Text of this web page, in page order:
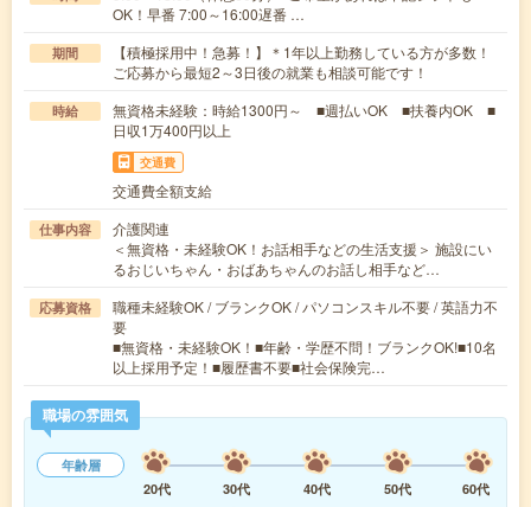
OK！早番 7:00～16:00遅番 …
期間
【積極採用中！急募！】＊1年以上勤務している方が多数！
ご応募から最短2～3日後の就業も相談可能です！
時給
無資格未経験：時給1300円～ ■週払いOK ■扶養内OK ■
日収1万400円以上
交通費
交通費全額支給
仕事内容
介護関連
＜無資格・未経験OK！お話相手などの生活支援＞ 施設にい
るおじいちゃん・おばあちゃんのお話し相手など…
応募資格
職種未経験OK / ブランクOK / パソコンスキル不要 / 英語力不
要
■無資格・未経験OK！■年齢・学歴不問！ブランクOK!■10名
以上採用予定！■履歴書不要■社会保険完…
職場の雰囲気
年齢層
20代
30代 40代 50代
60代